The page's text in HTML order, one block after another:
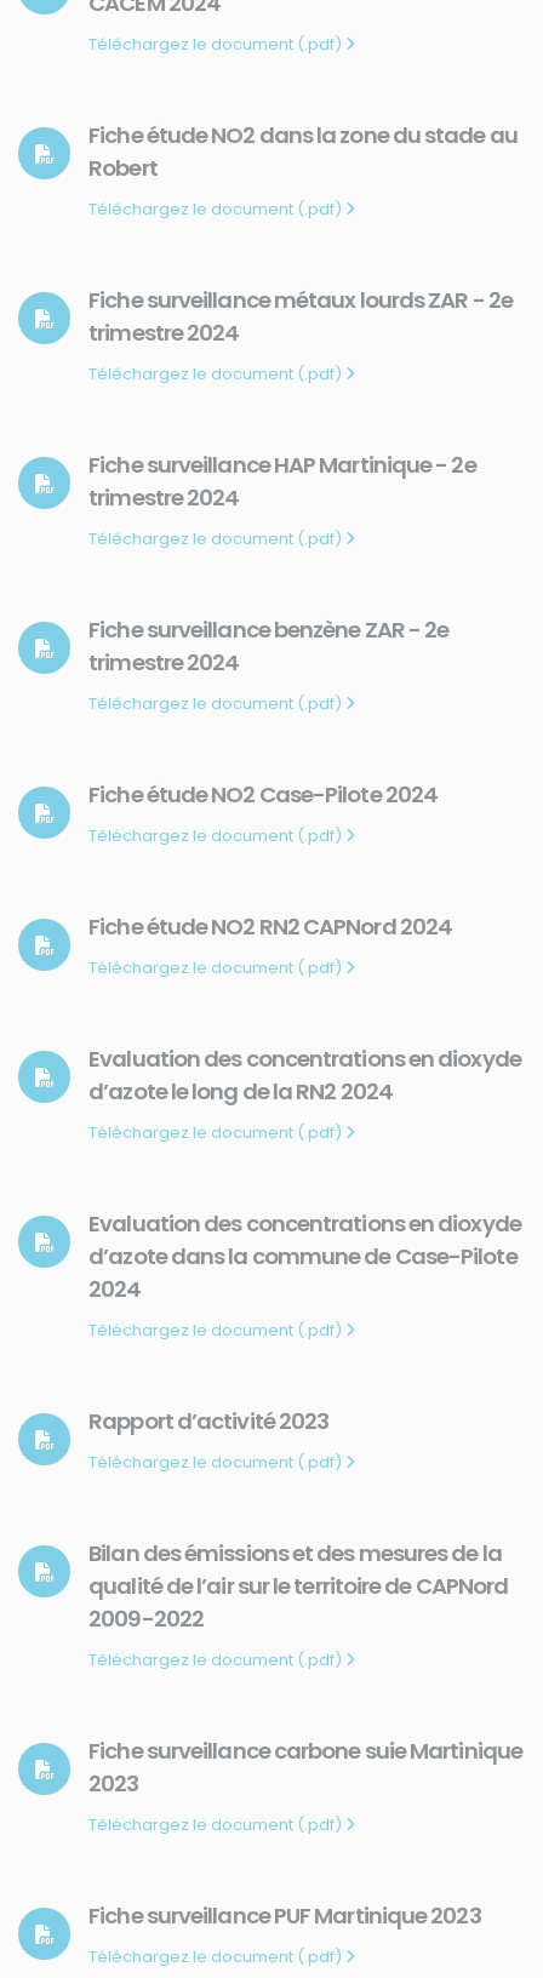
Téléchargez le document (.pdf)
Fiche étude NO2 dans la zone du stade au
Robert
Téléchargez le document (.pdf)
Fiche surveillance métaux lourds ZAR - 2e
trimestre 2024
Téléchargez le document (.pdf)
Fiche surveillance HAP Martinique - 2e
trimestre 2024
Téléchargez le document (.pdf)
Fiche surveillance benzène ZAR - 2e
trimestre 2024
Téléchargez le document (.pdf)
Fiche étude NO2 Case-Pilote 2024
Téléchargez le document (.pdf)
Fiche étude NO2 RN2 CAPNord 2024
Téléchargez le document (.pdf)
Evaluation des concentrations en dioxyde
d’azote le long de la RN2 2024
Téléchargez le document (.pdf)
Evaluation des concentrations en dioxyde
d’azote dans la commune de Case-Pilote
2024
Téléchargez le document (.pdf)
Rapport d’activité 2023
Téléchargez le document (.pdf)
Bilan des émissions et des mesures de la
qualité de l’air sur le territoire de CAPNord
2009-2022
Téléchargez le document (.pdf)
Fiche surveillance carbone suie Martinique
2023
Téléchargez le document (.pdf)
Fiche surveillance PUF Martinique 2023
Téléchargez le document (.pdf)